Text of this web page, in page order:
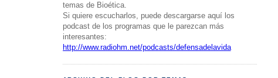
temas de Bioética.
Si quiere escucharlos, puede descargarse aquí los
podcast de los programas que le parezcan más
interesantes:
http://www.radiohm.net/podcasts/defensadelavida